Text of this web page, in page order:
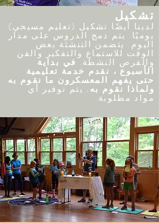
تشكيل
لدينا أيضًا تشكيل (تعليم مسيحي)
يوميًا. يتم دمج الدروس على مدار
اليوم. يتضمن التنشئة بعض
الوقت للاستماع والتفكير والفن
والفرص النشطة.في بداية
الأسبوع ، نقدم خدمة تعليمية
حتى يفهم المعسكرون ما نقوم به
ولماذا نقوم به. يتم توفير أي
مواد مطلوبة.